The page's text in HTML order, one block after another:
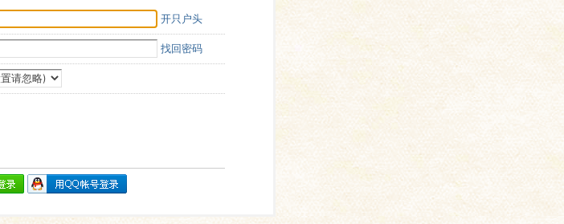
开只户头
找回密码